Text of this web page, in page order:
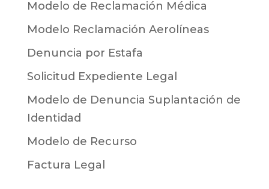
Modelo de Reclamación Médica
Modelo Reclamación Aerolíneas
Denuncia por Estafa
Solicitud Expediente Legal
Modelo de Denuncia Suplantación de
Identidad
Modelo de Recurso
Factura Legal